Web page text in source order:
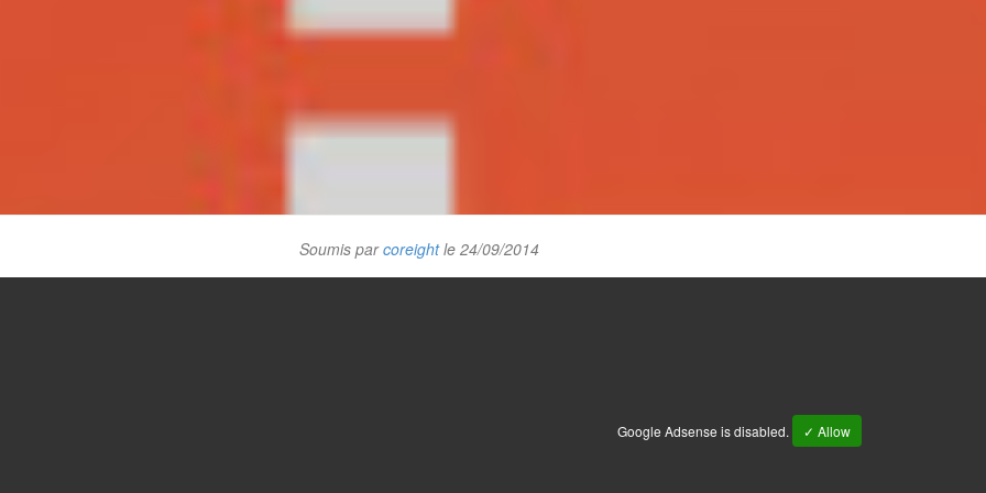
Soumis parcoreightle 24/09/2014
Google Adsense is disabled. ✓ Allow